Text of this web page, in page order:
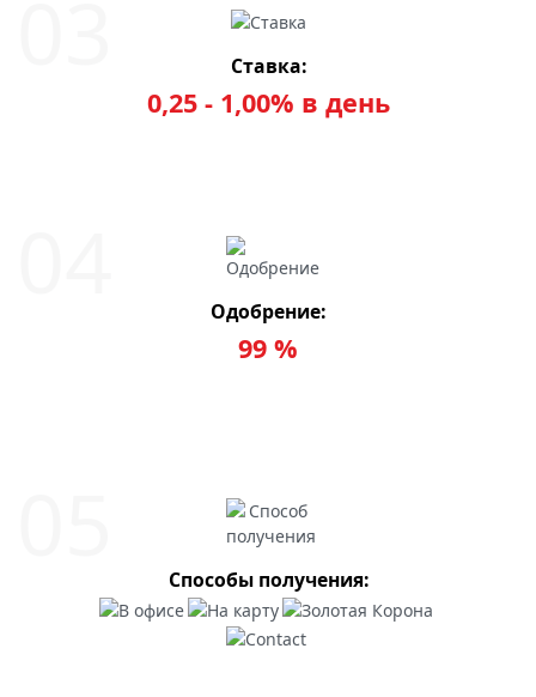
Ставка:
0,25 - 1,00% в день
Одобрение:
99 %
Способы получения: